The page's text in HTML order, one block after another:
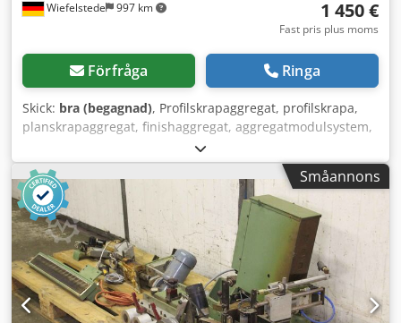
Wiefelstede 997 km 1 450 €
Fast pris plus moms
Förfråga Ringa
Skick: bra (begagnad), Profilskrapaggregat, profilskrapa,
planskrapaggregat, finishaggregat, aggregatmodulsystem,
formatbearbetningsaggregat, dubbelsidig
profileringsmaskin, kantbearbetningsmaskin, skrapa för
kantbearbetningsmaskin -Tillverkare: Homag, profilskrapa
från kantlistmaskin BRANDT KM 36 / KM35 -Antal: 1 styck
tillgänglig Dedpfogylq Sex Aateck -Mått: 510/430/H570 mm
-Vikt: 62 kg
Småannons